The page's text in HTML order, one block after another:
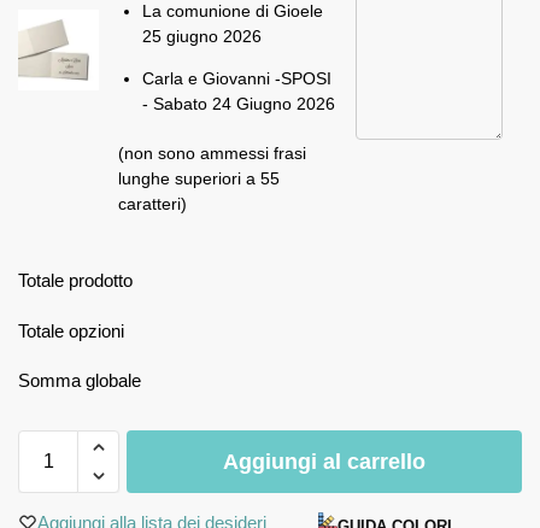
La comunione di Gioele
25 giugno 2026
Carla e Giovanni -SPOSI
- Sabato 24 Giugno 2026
(non sono ammessi frasi
lunghe superiori a 55
caratteri)
Totale prodotto
Totale opzioni
Somma globale
Aggiungi al carrello
Aggiungi alla lista dei desideri